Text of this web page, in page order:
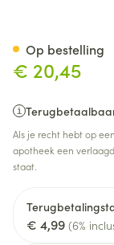
€ 20,45
Als je recht hebt op
apotheek een
staat.
€ 4,99 (6%
Op bestelling